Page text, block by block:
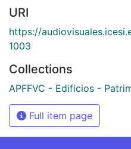
URI
https://
1003
Collections
APFFVC - Edificios -
Full item page